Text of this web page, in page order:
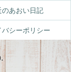
のあおい日記
バシーポリシー